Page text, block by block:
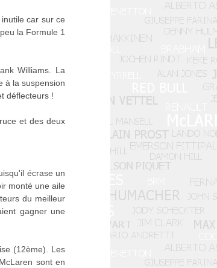
car sur ce
la Formule 1
Williams. La
à la suspension
déflecteurs !
et des deux
écrase un
monté une aile
du meilleur
gagner une
(12ème). Les
sont en